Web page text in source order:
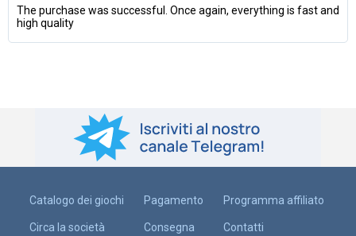
The purchase was successful. Once again, everything is fast and
high quality
Catalogo dei giochi
Circa la società
Pagamento
Consegna
Programma affiliato
Contatti